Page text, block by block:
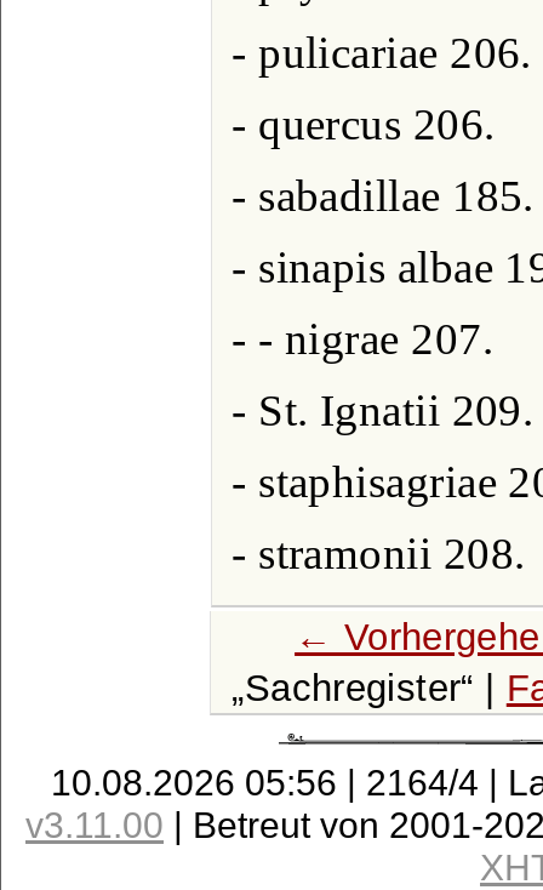
- pulicariae 206.
- quercus 206.
- sabadillae 185.
- sinapis albae
- - nigrae 207.
- St. Ignatii 209.
- staphisagriae
- stramonii 208.
←
Sachregister
|
10.08.2026 05:56 | 2164/4 |
v3.11.00 | Betreut von 2001-